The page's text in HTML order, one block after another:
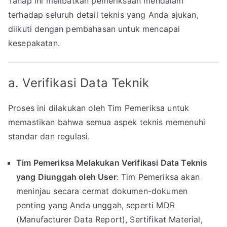
terhadap seluruh detail teknis yang Anda ajukan,
diikuti dengan pembahasan untuk mencapai
kesepakatan.
a. Verifikasi Data Teknik
Proses ini dilakukan oleh Tim Pemeriksa untuk
memastikan bahwa semua aspek teknis memenuhi
standar dan regulasi.
Tim Pemeriksa Melakukan Verifikasi Data Teknis
yang Diunggah oleh User: Tim Pemeriksa akan
meninjau secara cermat dokumen-dokumen
penting yang Anda unggah, seperti MDR
(Manufacturer Data Report), Sertifikat Material,